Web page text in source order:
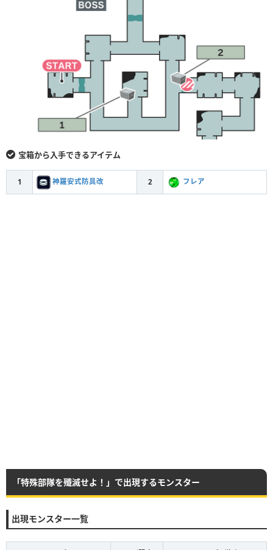
宝箱から入手できるアイテム
1 神羅安式防具改 2 フレア
「特殊部隊を殲滅せよ！」で出現するモンスター
出現モンスター一覧